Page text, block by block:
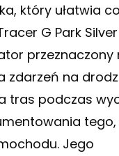
który ułatwia
G Park
przeznaczony
zdarzeń na
tras podczas
Jego